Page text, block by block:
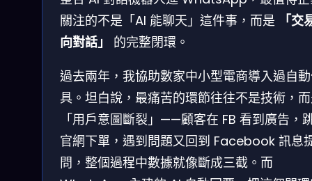
關注的不是「AI 能聊天」這件事，而是
「交
向對話」
的完整閉環。
過去兩年，我協助數家中小型電商導入過自
具。坦白說，最痛苦的環節往往不是技術，
「用戶意圖斷裂」——顧客在 FB 看到廣告，
官網下單，遇到問題又回到 Facebook 訊息
問，整個過程中數據就像斷成三截。而